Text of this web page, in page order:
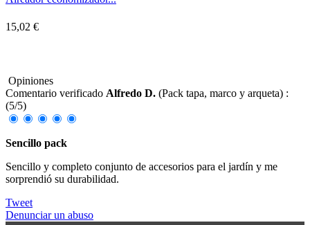
15,02 €
Opiniones
Comentario verificado Alfredo D. (Pack tapa, marco y arqueta) :
(5/5)
Sencillo pack
Sencillo y completo conjunto de accesorios para el jardín y me
sorprendió su durabilidad.
Tweet
Denunciar un abuso